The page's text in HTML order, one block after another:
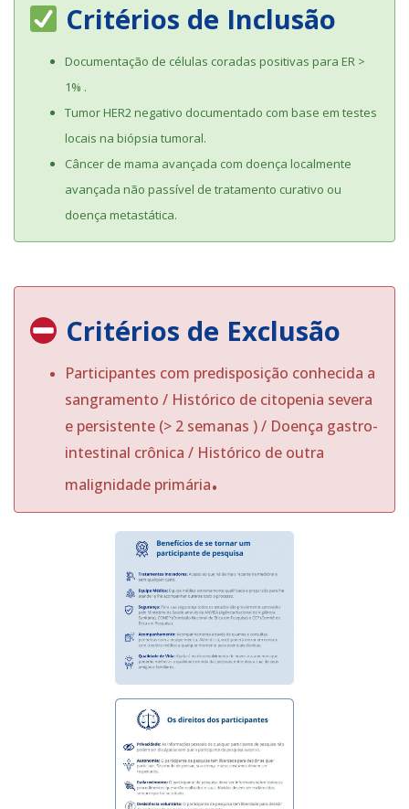
Critérios de Inclusão
Documentação de células coradas positivas para ER >
1% .
Tumor HER2 negativo documentado com base em testes
locais na biópsia tumoral.
Câncer de mama avançada com doença localmente
avançada não passível de tratamento curativo ou
doença metastática.
Critérios de Exclusão
Participantes com predisposição conhecida a
sangramento / Histórico de citopenia severa
e persistente (> 2 semanas ) / Doença gastro-
intestinal crônica / Histórico de outra
malignidade primária.